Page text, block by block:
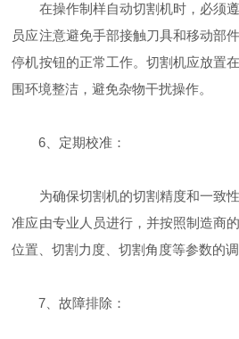
在操作制样自动切割机时，必须遵
员应注意避免手部接触刀具和移动部
停机按钮的正常工作。切割机应放置
围环境整洁，避免杂物干扰操作。
6、定期校准：
为确保切割机的切割精度和一致性
准应由专业人员进行，并按照制造商
位置、切割力度、切割角度等参数的调
7、故障排除：